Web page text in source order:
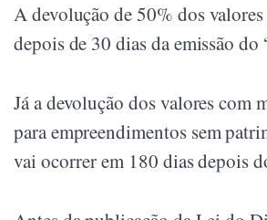
A devolução de 50% dos valores
depois de 30 dias da emissão do
Já a devolução dos valores com
para empreendimentos sem
vai ocorrer em 180 dias depois